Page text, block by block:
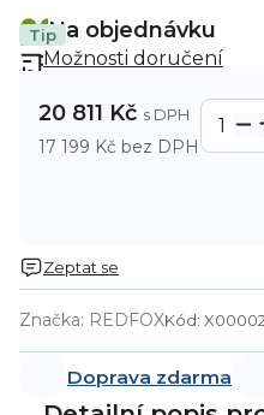
Tip
Značka: REDFOXKód:
Na objednávku
Možnosti doručení
20 811 Kč
17 199 Kč bez DPH
Zeptat se
Doprava zdarma